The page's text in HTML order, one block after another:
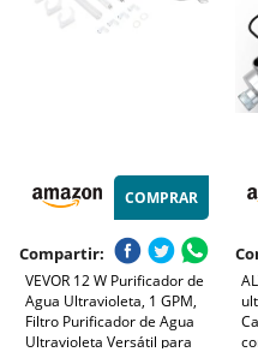
COMPRAR
Compartir:
VEVOR 12 W Purificador de
Agua Ultravioleta, 1 GPM,
Filtro Purificador de Agua
Ultravioleta Versátil para